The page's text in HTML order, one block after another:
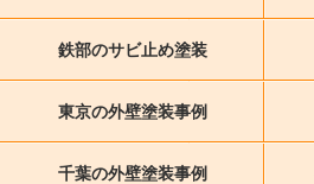
鉄部のサビ止め塗装
東京の外壁塗装事例
千葉の外壁塗装事例